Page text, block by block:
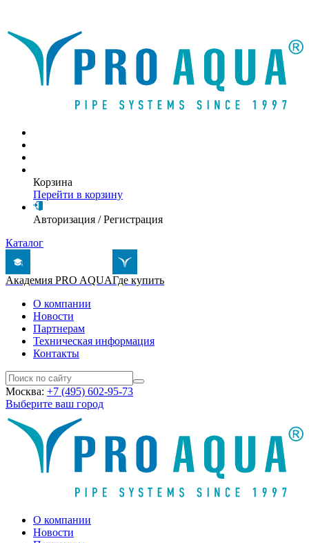
Корзина
Перейти в корзину
Авторизация /Регистрация
Каталог
Академия PRO AQUAГде купить
О компании
Новости
Партнерам
Техническая информация
Контакты
Москва: +7 (495) 602-95-73
Выберите ваш город
О компании
Новости